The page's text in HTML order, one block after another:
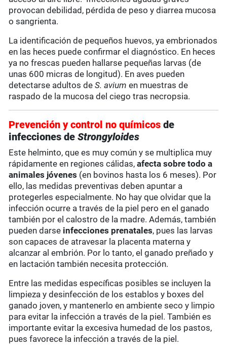
provocan debilidad, pérdida de peso y diarrea mucosa
o sangrienta.
La identificación de pequeños huevos, ya embrionados
en las heces puede confirmar el diagnóstico. En heces
ya no frescas pueden hallarse pequeñas larvas (de
unas 600 micras de longitud). En aves pueden
detectarse adultos deS. avium en muestras de
raspado de la mucosa del ciego tras necropsia.
Prevención y control no químicos de
infecciones deStrongyloides
Este helminto, que es muy común y se multiplica muy
rápidamente en regiones cálidas,afecta sobre todo a
animales jóvenes (en bovinos hasta los 6 meses). Por
ello, las medidas preventivas deben apuntar a
protegerles especialmente. No hay que olvidar que la
infección ocurre a través de la piel pero en el ganado
también por el calostro de la madre. Además, también
pueden darse infecciones prenatales, pues las larvas
son capaces de atravesar la placenta materna y
alcanzar al embrión. Por lo tanto, el ganado preñado y
en lactación también necesita protección.
Entre las medidas específicas posibles se incluyen la
limpieza y desinfección de los establos y boxes del
ganado joven, y mantenerlo en ambiente seco y limpio
para evitar la infección a través de la piel. También es
importante evitar la excesiva humedad de los pastos,
pues favorece la infección a través de la piel.